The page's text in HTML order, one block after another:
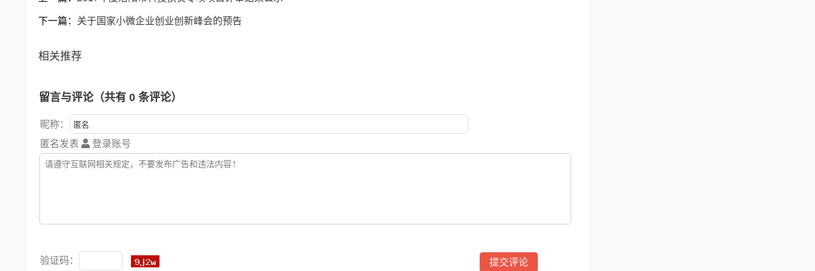
下一篇： 关于国家小微企业创业创新峰会的预告
相关推荐
留言与评论（共有 0 条评论）
昵称：
匿名发表
登录账号
验证码：